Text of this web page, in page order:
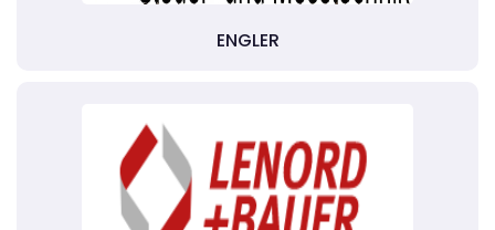
ENGLER